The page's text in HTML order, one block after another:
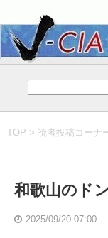
TOP > 読者投稿コーナ
和歌山のド
2025/09/20 07:00